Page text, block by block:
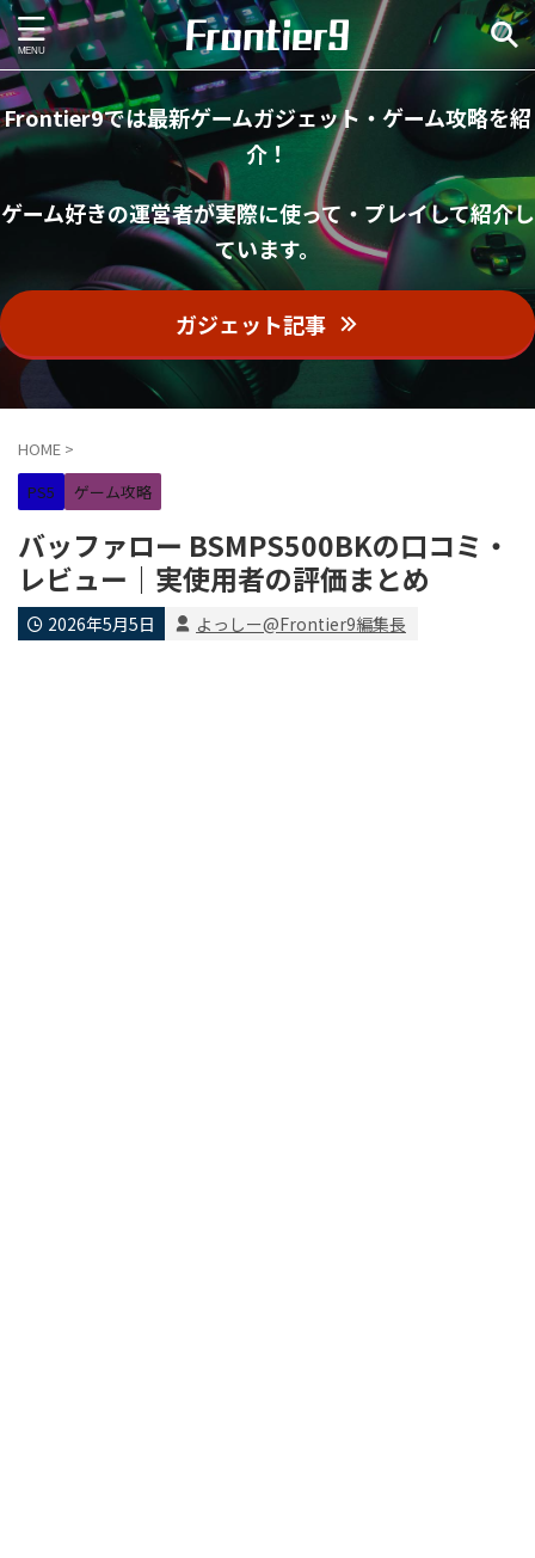
Frontier9では最新ゲームガジェット・ゲーム攻略を紹
介！
ゲーム好きの運営者が実際に使って・プレイして紹介し
ています。
ガジェット記事
HOME >
PS5
ゲーム攻略
バッファロー BSMPS500BKの口コミ・
レビュー｜実使用者の評価まとめ
2026年5月5日 よっしー@Frontier9編集長